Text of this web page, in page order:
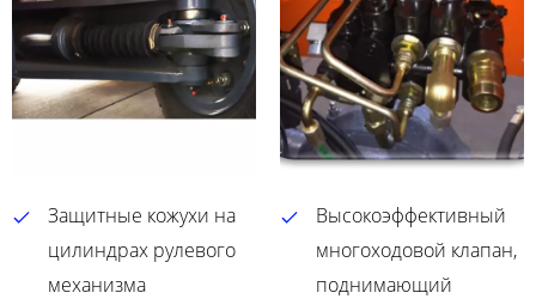
Защитные кожухи на
цилиндрах рулевого
механизма
Высокоэффективный
многоходовой клапан,
поднимающий